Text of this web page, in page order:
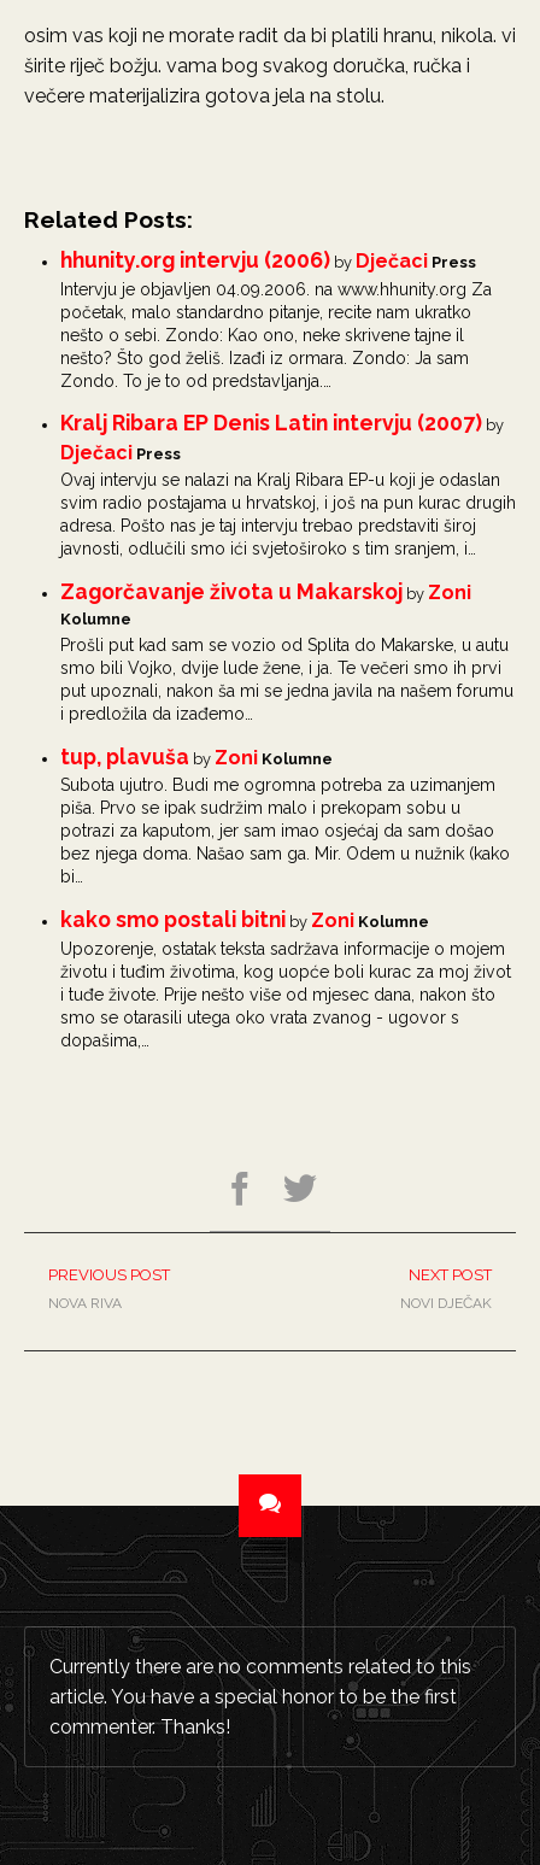
osim vas koji ne morate radit da bi platili hranu, nikola. vi
širite riječ božju. vama bog svakog doručka, ručka i
večere materijalizira gotova jela na stolu.
Related Posts:
hhunity.org intervju (2006) by Dječaci Press
Intervju je objavljen 04.09.2006. na www.hhunity.org Za
početak, malo standardno pitanje, recite nam ukratko
nešto o sebi. Zondo: Kao ono, neke skrivene tajne il
nešto? Što god želiš. Izađi iz ormara. Zondo: Ja sam
Zondo. To je to od predstavljanja.…
Kralj Ribara EP Denis Latin intervju (2007) by
Dječaci Press
Ovaj intervju se nalazi na Kralj Ribara EP-u koji je odaslan
svim radio postajama u hrvatskoj, i još na pun kurac drugih
adresa. Pošto nas je taj intervju trebao predstaviti široj
javnosti, odlučili smo ići svjetoširoko s tim sranjem, i…
Zagorčavanje života u Makarskoj by Zoni
Kolumne
Prošli put kad sam se vozio od Splita do Makarske, u autu
smo bili Vojko, dvije lude žene, i ja. Te večeri smo ih prvi
put upoznali, nakon ša mi se jedna javila na našem forumu
i predložila da izađemo…
tup, plavuša by Zoni Kolumne
Subota ujutro. Budi me ogromna potreba za uzimanjem
piša. Prvo se ipak sudržim malo i prekopam sobu u
potrazi za kaputom, jer sam imao osjećaj da sam došao
bez njega doma. Našao sam ga. Mir. Odem u nužnik (kako
bi…
kako smo postali bitni by Zoni Kolumne
Upozorenje, ostatak teksta sadržava informacije o mojem
životu i tuđim životima, kog uopće boli kurac za moj život
i tuđe živote. Prije nešto više od mjesec dana, nakon što
smo se otarasili utega oko vrata zvanog - ugovor s
dopašima,…
PREVIOUS POST
NOVA RIVA
NEXT POST
NOVI DJEČAK
Currently there are no comments related to this
article. You have a special honor to be the first
commenter. Thanks!